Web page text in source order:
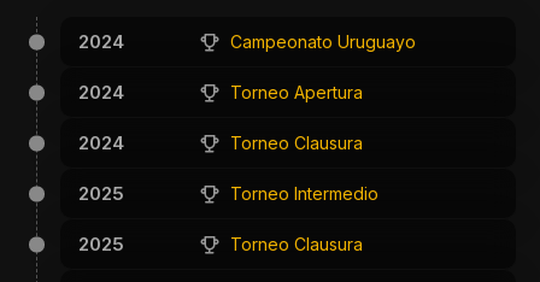
2024 Campeonato Uruguayo
2024 Torneo Apertura
2024 Torneo Clausura
2025 Torneo Intermedio
2025 Torneo Clausura